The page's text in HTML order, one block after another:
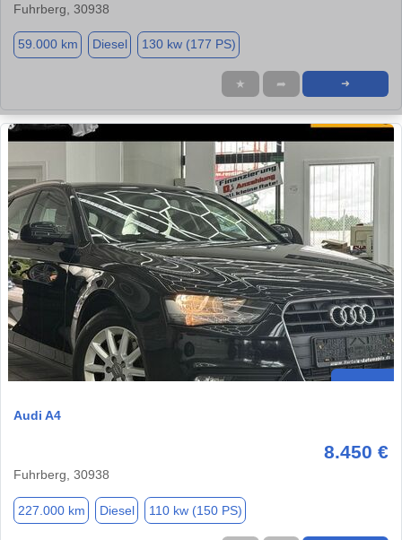
Fuhrberg, 30938
59.000 km Diesel 130 kw (177 PS)
★ ➦ ➜
Audi A4
8.450 €
Fuhrberg, 30938
227.000 km Diesel 110 kw (150 PS)